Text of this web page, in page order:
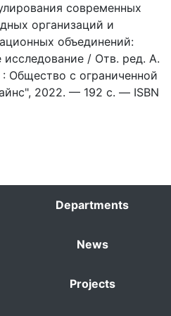
современных
организаций и
объединений:
исследование / Отв. ред. А.
с ограниченной
2022. — 192 с. — ISBN
Departments
News
Projects